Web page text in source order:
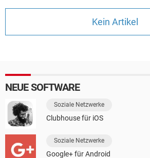
Kein Artikel
NEUE SOFTWARE
Soziale Netzwerke
Clubhouse für iOS
Soziale Netzwerke
Google+ für Android